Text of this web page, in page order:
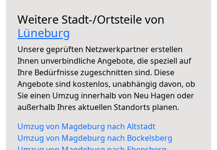
Weitere Stadt-/Ortsteile von
Lüneburg
Unsere geprüften Netzwerkpartner erstellen
Ihnen unverbindliche Angebote, die speziell auf
Ihre Bedürfnisse zugeschnitten sind. Diese
Angebote sind kostenlos, unabhängig davon, ob
Sie einen Umzug innerhalb von Neu Hagen oder
außerhalb Ihres aktuellen Standorts planen.
Umzug von Magdeburg nach Altstadt
Umzug von Magdeburg nach Bockelsberg